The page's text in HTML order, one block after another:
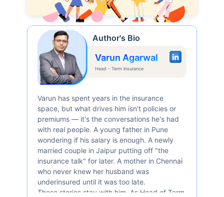
Author's Bio
Varun Agarwal
Head - Term Insurance
Varun has spent years in the insurance
space, but what drives him isn't policies or
premiums — it's the conversations he's had
with real people. A young father in Pune
wondering if his salary is enough. A newly
married couple in Jaipur putting off "the
insurance talk" for later. A mother in Chennai
who never knew her husband was
underinsured until it was too late.
These stories stay with him. As Head of Term